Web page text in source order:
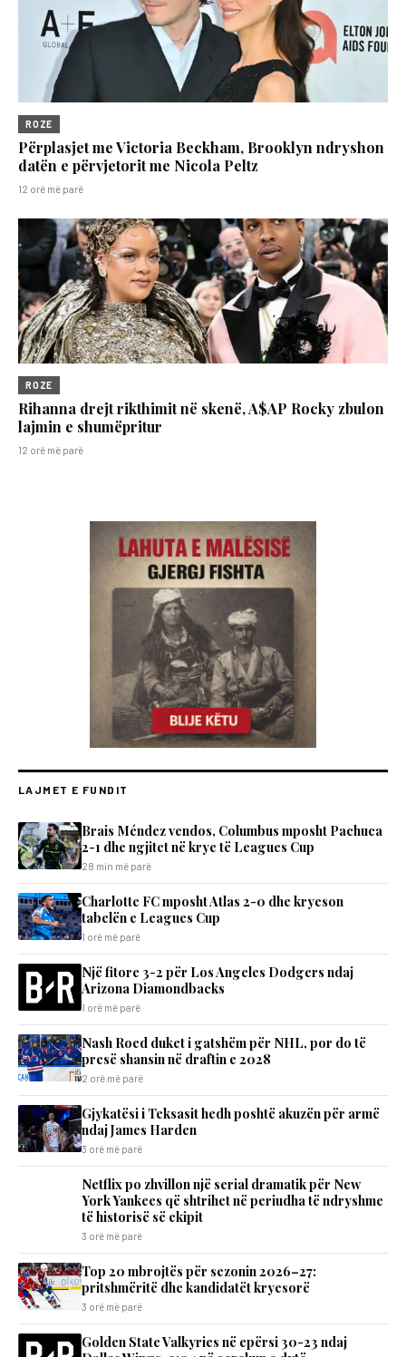
ROZE
Përplasjet me Victoria Beckham, Brooklyn ndryshon
datën e përvjetorit me Nicola Peltz
12 orë më parë
ROZE
Rihanna drejt rikthimit në skenë, A$AP Rocky zbulon
lajmin e shumëpritur
12 orë më parë
LAJMET E FUNDIT
Brais Méndez vendos, Columbus mposht Pachuca
2-1 dhe ngjitet në krye të Leagues Cup
28 min më parë
Charlotte FC mposht Atlas 2-0 dhe kryeson
tabelën e Leagues Cup
1 orë më parë
Një fitore 3-2 për Los Angeles Dodgers ndaj
Arizona Diamondbacks
1 orë më parë
Nash Roed duket i gatshëm për NHL, por do të
presë shansin në draftin e 2028
2 orë më parë
Gjykatësi i Teksasit hedh poshtë akuzën për armë
ndaj James Harden
3 orë më parë
Netflix po zhvillon një serial dramatik për New
York Yankees që shtrihet në periudha të ndryshme
të historisë së ekipit
3 orë më parë
Top 20 mbrojtës për sezonin 2026–27:
pritshmëritë dhe kandidatët kryesorë
3 orë më parë
Golden State Valkyries në epërsi 30-23 ndaj